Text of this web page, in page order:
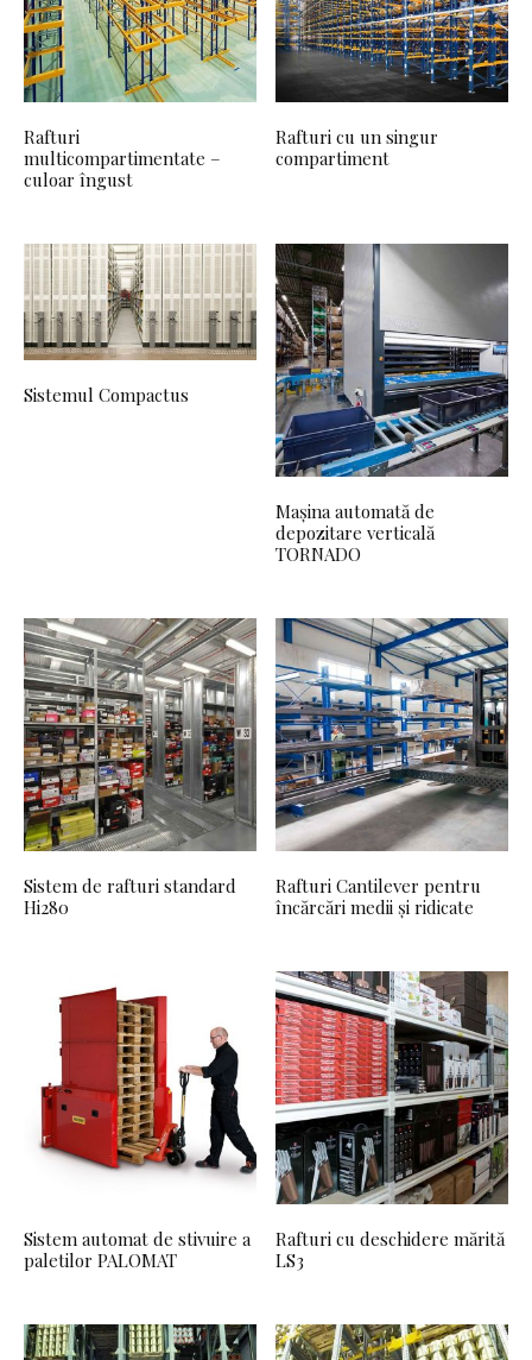
Rafturi
multicompartimentate –
culoar îngust
Rafturi cu un singur
compartiment
Sistemul Compactus
Mașina automată de
depozitare verticală
TORNADO
Sistem de rafturi standard
Hi280
Rafturi Cantilever pentru
încărcări medii și ridicate
Sistem automat de stivuire a
paletilor PALOMAT
Rafturi cu deschidere mărită
LS3